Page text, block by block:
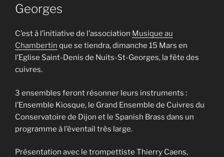
Georges
C’est à l’initiative de l’association Musique au
Chambertin que se tiendra, dimanche 15 Mars en
l’Eglise Saint-Denis de Nuits-St-Georges, la fête des
cuivres.
3 ensembles feront résonner leurs instruments :
l’Ensemble Kiosque, le Grand Ensemble de Cuivres du
Conservatoire de Dijon et le Spanish Brass dans un
programme à l’éventail très large.
Présentation avec le trompettiste Thierry Caens,